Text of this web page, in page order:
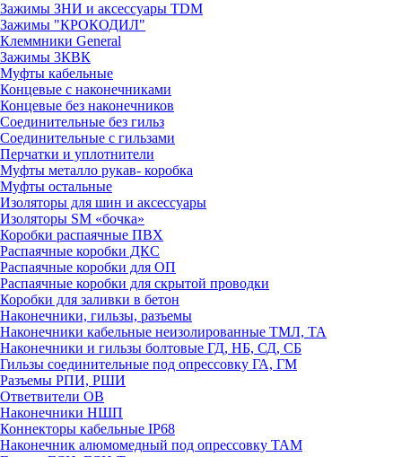
Зажимы ЗНИ и аксессуары TDM
Зажимы "КРОКОДИЛ"
Клеммники General
Зажимы 3КВК
Муфты кабельные
Концевые с наконечниками
Концевые без наконечников
Соединительные без гильз
Соединительные с гильзами
Перчатки и уплотнители
Муфты металло рукав- коробка
Муфты остальные
Изоляторы для шин и аксессуары
Изоляторы SM «бочка»
Коробки распаячные ПВХ
Распаячные коробки ДКС
Распаячные коробки для ОП
Распаячные коробки для скрытой проводки
Коробки для заливки в бетон
Наконечники, гильзы, разъемы
Наконечники кабельные неизолированные ТМЛ, ТА
Наконечники и гильзы болтовые ГД, НБ, СД, СБ
Гильзы соединительные под опрессовку ГА, ГМ
Разъемы РПИ, РШИ
Ответвители ОВ
Наконечники НШП
Коннекторы кабельные IP68
Наконечник алюмомедный под опрессовку ТАМ